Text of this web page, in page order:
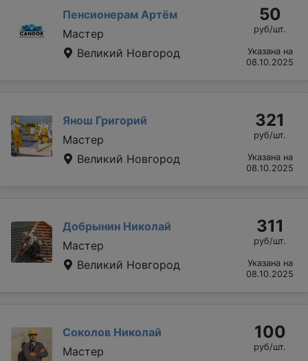
Пенсионерам Артём
Мастер
Великий Новгород
50
руб/шт.
Указана на
08.10.2025
Янош Григорий
Мастер
Великий Новгород
321
руб/шт.
Указана на
08.10.2025
Добрынин Николай
Мастер
Великий Новгород
311
руб/шт.
Указана на
08.10.2025
Соколов Николай
Мастер
100
руб/шт.